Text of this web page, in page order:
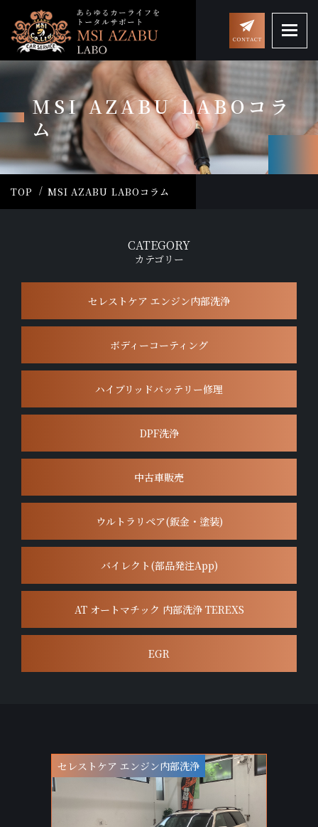
MSI AZABU LABOコラ
ム
TOP MSI AZABU LABOコラム
CATEGORY
カテゴリー
セレストケア エンジン内部洗浄
ボディーコーティング
ハイブリッドバッテリー修理
DPF洗浄
中古車販売
ウルトラリペア(鈑金・塗装)
バイレクト(部品発注App)
AT オートマチック 内部洗浄 TEREXS
EGR
セレストケア エンジン内部洗浄